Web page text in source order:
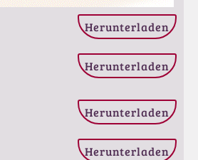
Herunterladen
Herunterladen
Herunterladen
Herunterladen